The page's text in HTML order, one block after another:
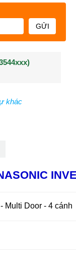
GỬI
khác
Multi Door - 4 cánh